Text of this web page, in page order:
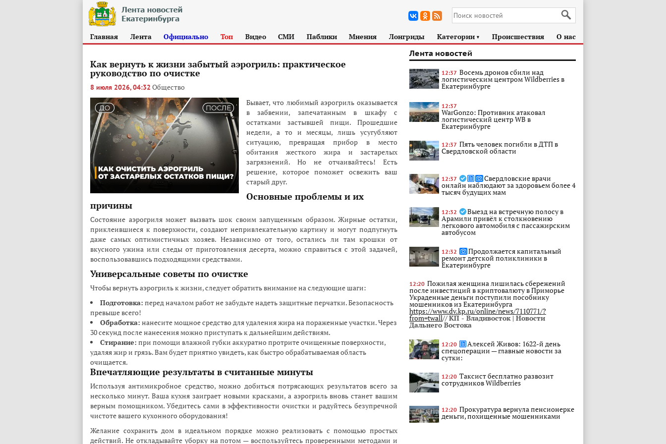
Главная Лента Официально Топ Видео СМИ Паблики Мнения Лонгриды Категории ► Происшествия О нас
Как вернуть к жизни забытый аэрогриль: практическое
руководство по очистке
8 июля 2026, 04:32 Общество
Бывает, что любимый аэрогриль оказывается
в забвении, запечатанным в шкафу с
остатками застывшей пищи. Прошедшие
недели, а то и месяцы, лишь усугубляют
ситуацию, превращая прибор в место
обитания жесткого жира и застарелых
загрязнений. Но не отчаивайтесь! Есть
решение, которое поможет освежить ваш
старый друг.
Основные проблемы и их
причины
Состояние аэрогриля может вызвать шок своим запущенным образом. Жирные остатки,
приклеившиеся к поверхности, создают непривлекательную картину и могут подпугнуть
даже самых оптимистичных хозяев. Независимо от того, остались ли там крошки от
вкусного ужина или следы от приготовления десерта, можно справиться с этой задачей,
воспользовавшись подходящими средствами.
Универсальные советы по очистке
Чтобы вернуть аэрогриль к жизни, следует обратить внимание на следующие шаги:
Подготовка: перед началом работ не забудьте надеть защитные перчатки. Безопасность
превыше всего!
Обработка: нанесите мощное средство для удаления жира на пораженные участки. Через
30 секунд после нанесения можно приступать к дальнейшим действиям.
Стирание: при помощи влажной губки аккуратно протрите очищенные поверхности,
удаляя жир и грязь. Вам будет приятно увидеть, как быстро обрабатываемая область
очищается.
Впечатляющие результаты в считанные минуты
Используя антимикробное средство, можно добиться потрясающих результатов всего за
несколько минут. Ваша кухня заиграет новыми красками, а аэрогриль вновь станет вашим
верным помощником. Убедитесь сами в эффективности очистки и радуйтесь безупречной
чистоте вашего кухонного оборудования!
Желание сохранить дом в идеальном порядке можно реализовать с помощью простых
действий. Не откладывайте уборку на потом — воспользуйтесь проверенными методами и
Лента новостей
12:37 Восемь дронов сбили над
логистическим центром Wildberries в
Екатеринбурге
12:37
WarGonzo: Противник атаковал
логистический центр WB в
Екатеринбурге
12:37 Пять человек погибли в ДТП в
Свердловской области
12:37 Свердловские врачи
онлайн наблюдают за здоровьем более 4
тысяч будущих мам
12:32 Выезд на встречную полосу в
Арамили привёл к столкновению
легкового автомобиля с пассажирским
автобусом
12:32 Продолжается капитальный
ремонт детской поликлиники в
Екатеринбурге
12:20 Пожилая женщина лишилась сбережений
после инвестиций в криптовалюту в Приморье
Украденные деньги поступили пособнику
мошенников из Екатеринбурга
https://www.dv.kp.ru/online/news/7110771/?
from=twall//КП - Владивосток | Новости
Дальнего Востока
12:20 Алексей Живов: 1622-й день
спецоперации — главные новости за
сутки:
12:20 Таксист бесплатно развозит
сотрудников Wildberries
12:20 Прокуратура вернула пенсионерке
деньги, похищенные мошенниками